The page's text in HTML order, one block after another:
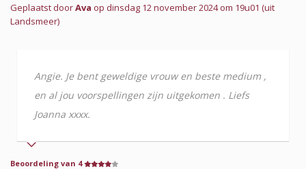
Geplaatst doorAva op dinsdag 12 november 2024 om 19u01 (uit
Landsmeer)
Angie. Je bent geweldige vrouw en beste medium ,
en al jou voorspellingen zijn uitgekomen . Liefs
Joanna xxxx.
Beoordeling van 4